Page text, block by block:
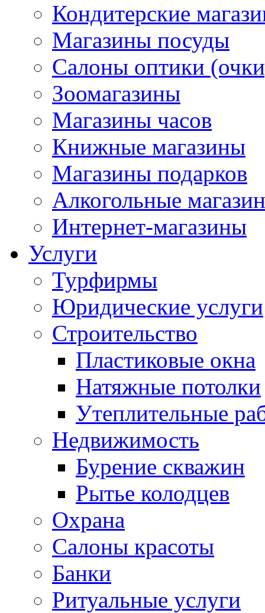
Кондитерские
Магазины посуды
Салоны оптики
Зоомагазины
Магазины часов
Книжные магазины
Магазины подарков
Алкогольные
Интернет-магазины
Услуги
Турфирмы
Юридические услуги
Строительство
Пластиковые окна
Натяжные потолки
Утеплительные
Недвижимость
Бурение скважин
Рытье колодцев
Охрана
Салоны красоты
Банки
Ритуальные услуги